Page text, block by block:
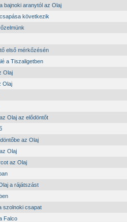
bajnoki aranytól az Olaj
következik
első mérkőzésén
a Tiszaligetben
Olaj
Olaj
Olaj az elődöntőt
az Olaj
Olaj
az Olaj
a rájátszást
szolnoki csapat
Falco